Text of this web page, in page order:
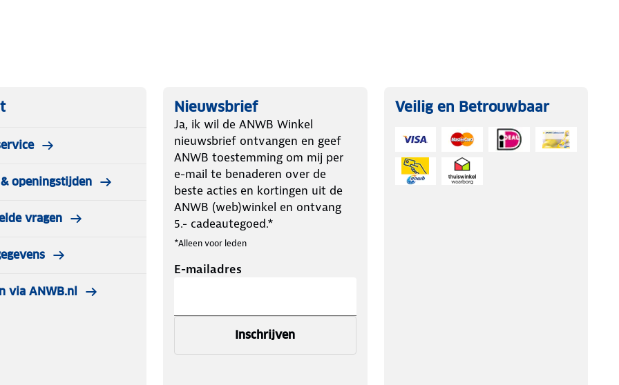
bevestiging
openingstijden
vragen
via ANWB.nl
Nieuwsbrief
Ja, ik wil de ANWB Winkel
nieuwsbrief ontvangen en geef
ANWB toestemming om mij per
e-mail te benaderen over de
beste acties en kortingen uit de
ANWB (web)winkel en ontvang
5.- cadeautegoed.*
*Alleen voor leden
E-mailadres
Inschrijven
Veilig en Betrouwbaar